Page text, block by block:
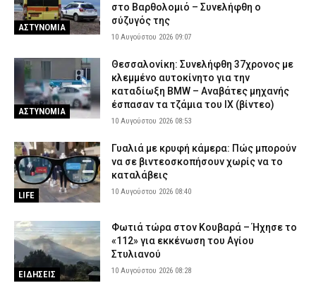
ΑΣΤΥΝΟΜΙΑ
στο Βαρθολομιό – Συνελήφθη ο
σύζυγός της
10 Αυγούστου 2026 09:07
ΑΣΤΥΝΟΜΙΑ
Θεσσαλονίκη: Συνελήφθη 37χρονος με
κλεμμένο αυτοκίνητο για την
καταδίωξη BMW – Αναβάτες μηχανής
έσπασαν τα τζάμια του ΙΧ (βίντεο)
10 Αυγούστου 2026 08:53
LIFE
Γυαλιά με κρυφή κάμερα: Πώς μπορούν
να σε βιντεοσκοπήσουν χωρίς να το
καταλάβεις
10 Αυγούστου 2026 08:40
ΕΙΔΗΣΕΙΣ
Φωτιά τώρα στον Κουβαρά – Ήχησε το
«112» για εκκένωση του Αγίου
Στυλιανού
10 Αυγούστου 2026 08:28